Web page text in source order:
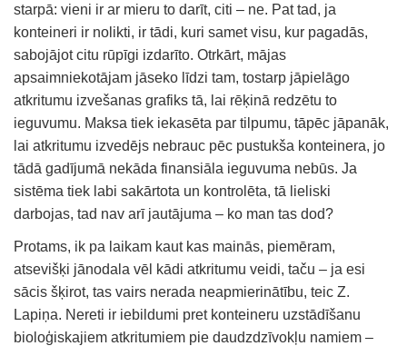
starpā: vieni ir ar mieru to darīt, citi – ne. Pat tad, ja
konteineri ir nolikti, ir tādi, kuri samet visu, kur pagadās,
sabojājot citu rūpīgi izdarīto. Otrkārt, mājas
apsaimniekotājam jāseko līdzi tam, tostarp jāpielāgo
atkritumu izvešanas grafiks tā, lai rēķinā redzētu to
ieguvumu. Maksa tiek iekasēta par tilpumu, tāpēc jāpanāk,
lai atkritumu izvedējs nebrauc pēc pustukša konteinera, jo
tādā gadījumā nekāda finansiāla ieguvuma nebūs. Ja
sistēma tiek labi sakārtota un kontrolēta, tā lieliski
darbojas, tad nav arī jautājuma – ko man tas dod?
Protams, ik pa laikam kaut kas mainās, piemēram,
atsevišķi jānodala vēl kādi atkritumu veidi, taču – ja esi
sācis šķirot, tas vairs nerada neapmierinātību, teic Z.
Lapiņa. Nereti ir iebildumi pret konteineru uzstādīšanu
bioloģiskajiem atkritumiem pie daudzdzīvokļu namiem –